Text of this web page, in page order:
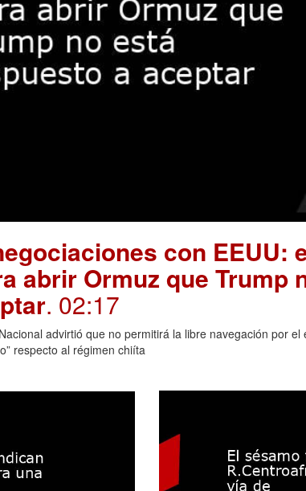
con EEUU:
abrir Ormuz que Trump
. 02:17
advirtió que no permitirá la libre navegación por el
respecto al régimen chiíta